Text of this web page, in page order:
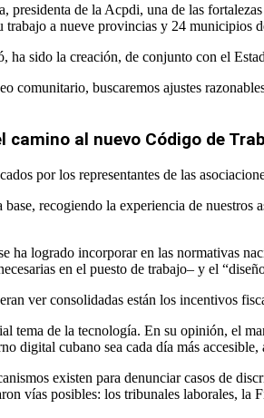
de la Acpdi, una de las
trabajo a nueve provincias y 24 municipios
sido la creación, de conjunto con el
comunitario, buscaremos ajustes
camino al nuevo Código de
por los representantes de las
recogiendo la experiencia de
ha logrado incorporar en las normativas
en el puesto de trabajo– y el
ver consolidadas están los incentivos
tema de la tecnología. En su opinión, el
digital cubano sea cada día más
existen para denunciar casos de
vías posibles: los tribunales laborales,